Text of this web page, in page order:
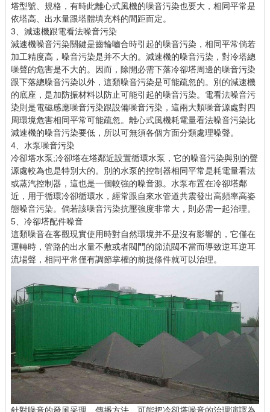
塔型號、規格，有時此離心式風機的噪音污染也要大，相同平常是
依塔高、出水量跟塔體填充料的間距而定。
3、減速機跟電看法噪音污染
減速機噪音污染關鍵是齒輪嚙合時引起的噪音污染，相同平常倘若
加工精度高，噪音污染是并不大的。減速機的噪音污染，對冷塔總
噪聲的危害是不大的。因而，除開必需下落冷卻塔周邊的噪音污染
跟下落總噪音污染以外，這類噪音污染是可能疏忽的。別的減速機
的底座，是加防振材料以防止可能引起的噪音污染。電看法噪音污
染則是電磁感應噪音污染跟設備噪音污染，這兩大類噪音源處對四
周環境危害相同平常可能疏忽。離心式風機耗電量看法噪音污染比
減速機的噪音污染要低，所以可無須各個方面分類處理噪聲。
4、水泵噪音污染
冷卻塔水泵;冷卻塔在塔鄰近設置循環水泵，它的噪音污染與別的聲
源處較為也是特別大的。別的水泵的控制器相同平常是耗電量看法
或蒸汽控制器，這也是一個較強的噪音源。水泵布置在冷卻塔鄰
近，用于循環冷卻循環水，經常跟自來水管道共震發出高頻率高姿
態噪音污染。倘若該噪音污染抗壓強度非常大，則必需一起治理。
5、冷卻塔配件噪音
這類噪音在客觀現實使用時對自然環境并不是沒有影響的，它僅在
運轉時，管路的出水量不敷或者閥門的節流閥不當而導致逆耳逆耳
流場聲，相同平常僅有調節掌權的前提條件就可以治理。
針對噪音的發風采理、傳播方法，可能把冷卻塔噪音的治理演譯為